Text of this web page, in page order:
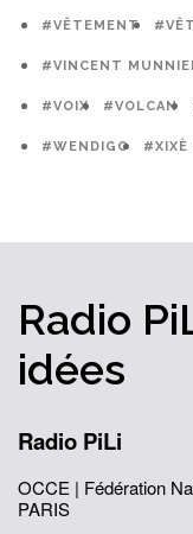
#VÊTEMENT
#VINCENT
#VOIX #VOLCAN
#WENDIGO #XIXÈ
Radio
idées
Radio PiLi
OCCE | Fédération
PARIS